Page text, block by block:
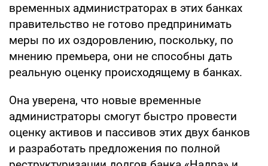
временных администраторах в этих банках
правительство не готово предпринимать
меры по их оздоровлению, поскольку, по
мнению премьера, они не способны дать
реальную оценку происходящему в банках.
Она уверена, что новые временные
администраторы смогут быстро провести
оценку активов и пассивов этих двух банков
и разработать предложения по полной